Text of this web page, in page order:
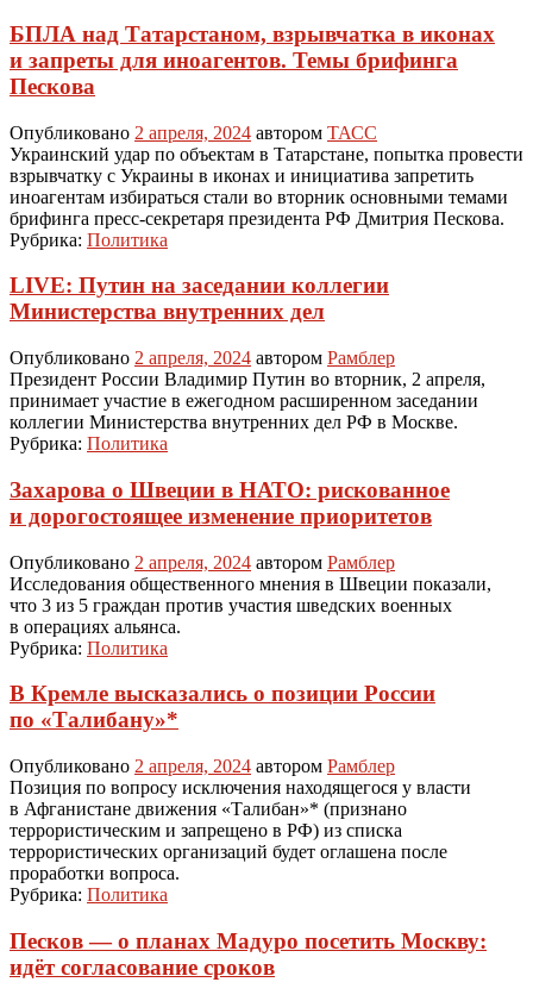
БПЛА над Татарстаном, взрывчатка в иконах
и запреты для иноагентов. Темы брифинга
Пескова
Опубликовано 2 апреля, 2024 автором ТАСС
Украинский удар по объектам в Татарстане, попытка провести
взрывчатку с Украины в иконах и инициатива запретить
иноагентам избираться стали во вторник основными темами
брифинга пресс-секретаря президента РФ Дмитрия Пескова.
Рубрика: Политика
LIVE: Путин на заседании коллегии
Министерства внутренних дел
Опубликовано 2 апреля, 2024 автором Рамблер
Президент России Владимир Путин во вторник, 2 апреля,
принимает участие в ежегодном расширенном заседании
коллегии Министерства внутренних дел РФ в Москве.
Рубрика: Политика
Захарова о Швеции в НАТО: рискованное
и дорогостоящее изменение приоритетов
Опубликовано 2 апреля, 2024 автором Рамблер
Исследования общественного мнения в Швеции показали,
что 3 из 5 граждан против участия шведских военных
в операциях альянса.
Рубрика: Политика
В Кремле высказались о позиции России
по «Талибану»*
Опубликовано 2 апреля, 2024 автором Рамблер
Позиция по вопросу исключения находящегося у власти
в Афганистане движения «Талибан»* (признано
террористическим и запрещено в РФ) из списка
террористических организаций будет оглашена после
проработки вопроса.
Рубрика: Политика
Песков — о планах Мадуро посетить Москву:
идёт согласование сроков